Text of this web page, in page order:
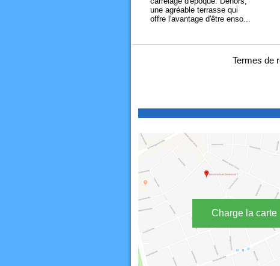
une agréable terrasse qui
offre l'avantage d'être enso...
Termes de
Charge la carte